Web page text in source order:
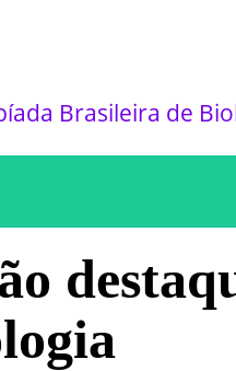
Brasileira de